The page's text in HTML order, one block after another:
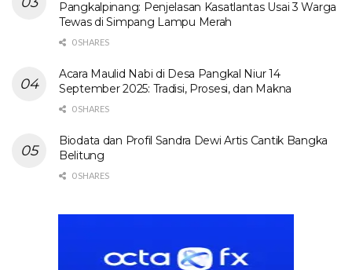
Pangkalpinang: Penjelasan Kasatlantas Usai 3 Warga
Tewas di Simpang Lampu Merah
0 SHARES
Acara Maulid Nabi di Desa Pangkal Niur 14
September 2025: Tradisi, Prosesi, dan Makna
0 SHARES
Biodata dan Profil Sandra Dewi Artis Cantik Bangka
Belitung
0 SHARES